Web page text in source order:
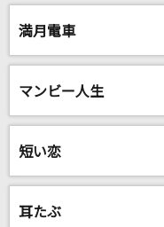
満月電車
マンビー人生
短い恋
耳たぶ